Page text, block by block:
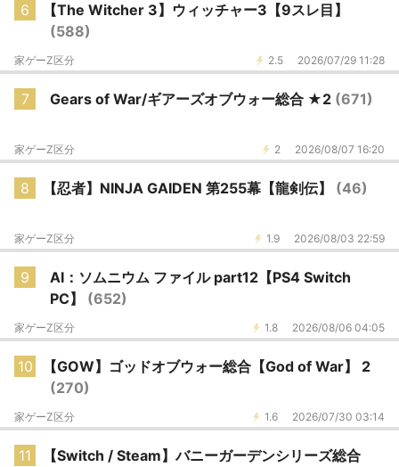
6
【The Witcher 3】ウィッチャー3【9スレ目】
(588)
2.5 2026/07/29 11:28
家ゲーZ区分
7 Gears of War/ギアーズオブウォー総合 ★2 (671)
2 2026/08/07 16:20
家ゲーZ区分
8 【忍者】NINJA GAIDEN 第255幕【龍剣伝】 (46)
1.9 2026/08/03 22:59
家ゲーZ区分
9
AI：ソムニウム ファイル part12【PS4 Switch
PC】 (652)
1.8 2026/08/06 04:05
家ゲーZ区分
10
【GOW】ゴッドオブウォー総合【God of War】 2
(270)
1.6 2026/07/30 03:14
家ゲーZ区分
11
【Switch / Steam】バニーガーデンシリーズ総合